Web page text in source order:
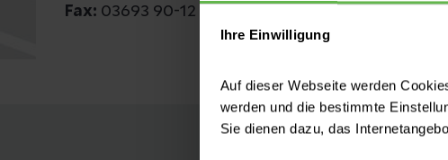
Ihre Einwilligung
Auf dieser Webseite werden
werden und die bestimmte
Sie dienen dazu, das
Fax: 03693 90-12 34